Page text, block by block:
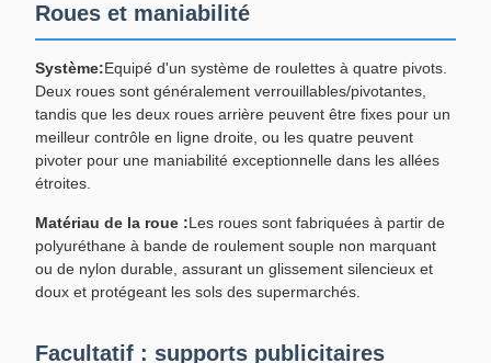
Roues et maniabilité
Système:Equipé d'un système de roulettes à quatre pivots.
Deux roues sont généralement verrouillables/pivotantes,
tandis que les deux roues arrière peuvent être fixes pour un
meilleur contrôle en ligne droite, ou les quatre peuvent
pivoter pour une maniabilité exceptionnelle dans les allées
étroites.
Matériau de la roue :Les roues sont fabriquées à partir de
polyuréthane à bande de roulement souple non marquant
ou de nylon durable, assurant un glissement silencieux et
doux et protégeant les sols des supermarchés.
Facultatif : supports publicitaires